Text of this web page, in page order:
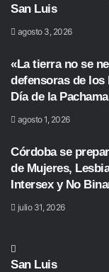
San Luis
agosto 3, 2026
«La tierra no se
defensoras de los
Día de la
agosto 1, 2026
Córdoba se
de Mujeres,
Intersex y No
julio 31, 2026
San Luis